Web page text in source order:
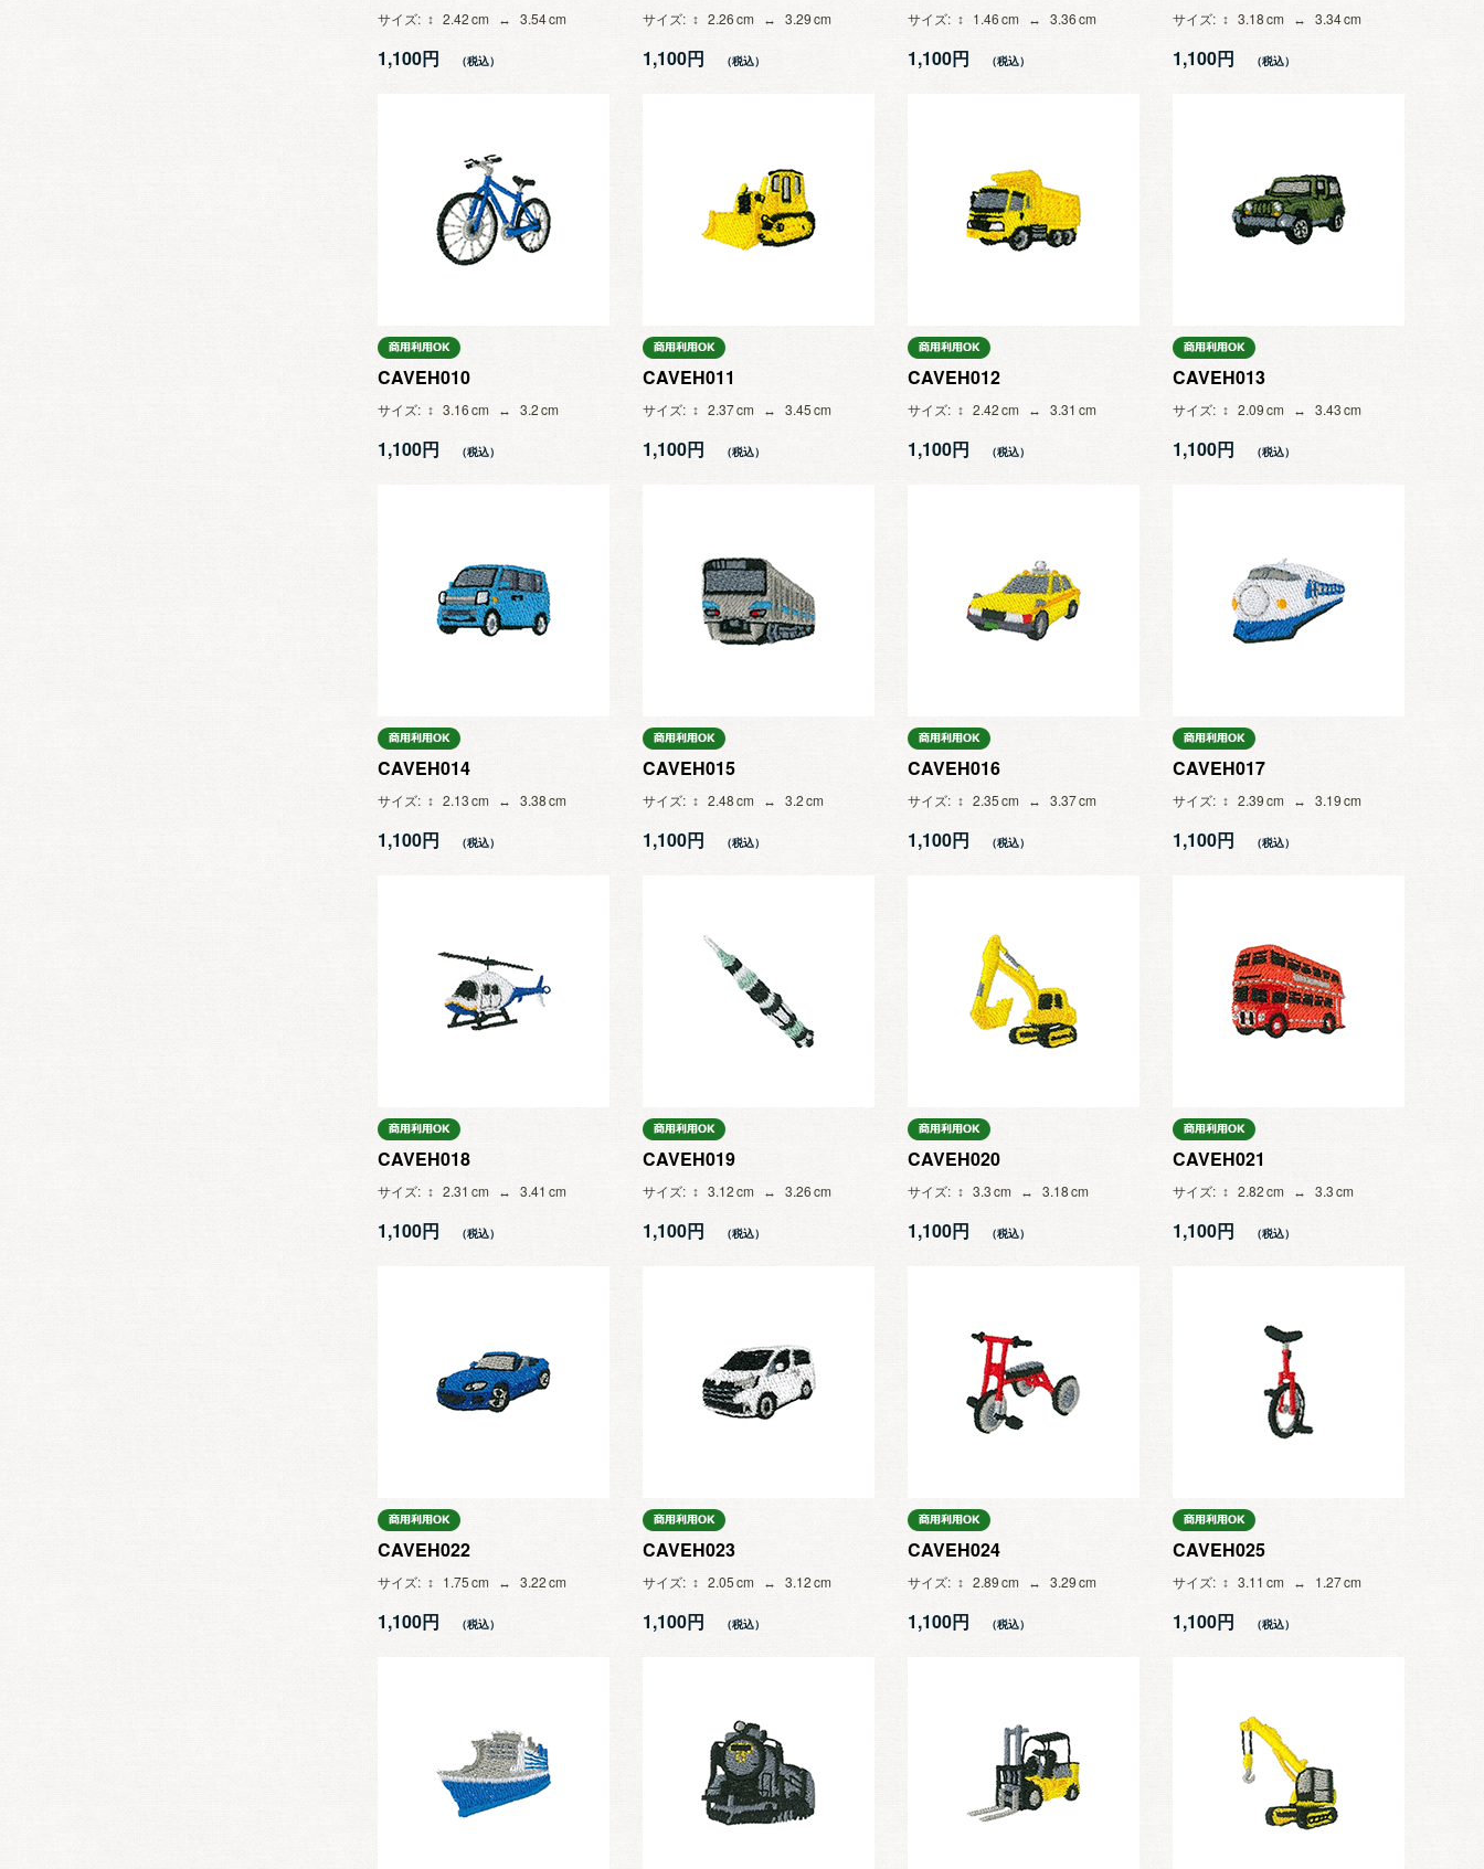
サイズ 2.42 3.54
1,100円
サイズ 2.26 3.29
1,100円
サイズ 1.46 3.36
1,100円
サイズ 3.18 3.34
1,100円
CAVEH010
サイズ 3.16 3.2
1,100円
CAVEH011
サイズ 2.37 3.45
1,100円
CAVEH012
サイズ 2.42 3.31
1,100円
CAVEH013
サイズ 2.09 3.43
1,100円
CAVEH014
サイズ 2.13 3.38
1,100円
CAVEH015
サイズ 2.48 3.2
1,100円
CAVEH016
サイズ 2.35 3.37
1,100円
CAVEH017
サイズ 2.39 3.19
1,100円
CAVEH018
サイズ 2.31 3.41
1,100円
CAVEH019
サイズ 3.12 3.26
1,100円
CAVEH020
サイズ 3.3 3.18
1,100円
CAVEH021
サイズ 2.82 3.3
1,100円
CAVEH022
サイズ 1.75 3.22
1,100円
CAVEH023
サイズ 2.05 3.12
1,100円
CAVEH024
サイズ 2.89 3.29
1,100円
CAVEH025
サイズ 3.11 1.27
1,100円